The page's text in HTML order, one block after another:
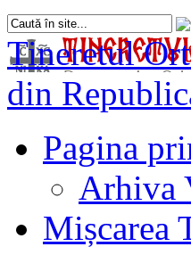
Tineretul
din
Pagina
Arhiva
Mișcarea